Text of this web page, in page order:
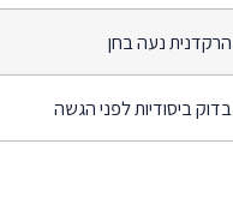
הרקדנית נעה בחן
בדוק ביסודיות לפני הגשה